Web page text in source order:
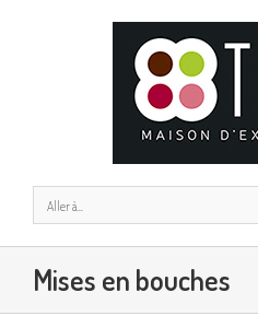
Aller à...
Mises en bouches